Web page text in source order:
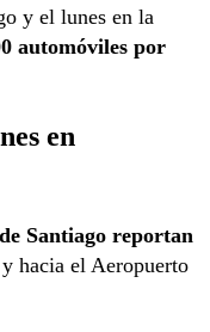
y el lunes en la
automóviles por
en
Santiago reportan
hacia el Aeropuerto